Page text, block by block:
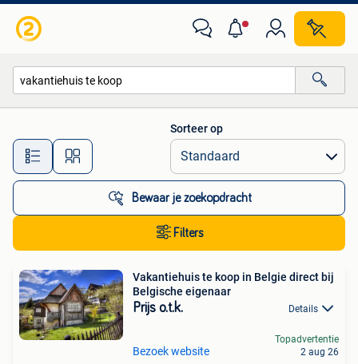
Alle afstanden…
Sorteer op
Bewaar je zoekopdracht
Filters
Vakantiehuis te koop in Belgie direct bij
Belgische eigenaar
Prijs o.t.k. Details
Bezoek website
Topadvertentie
2 aug 26